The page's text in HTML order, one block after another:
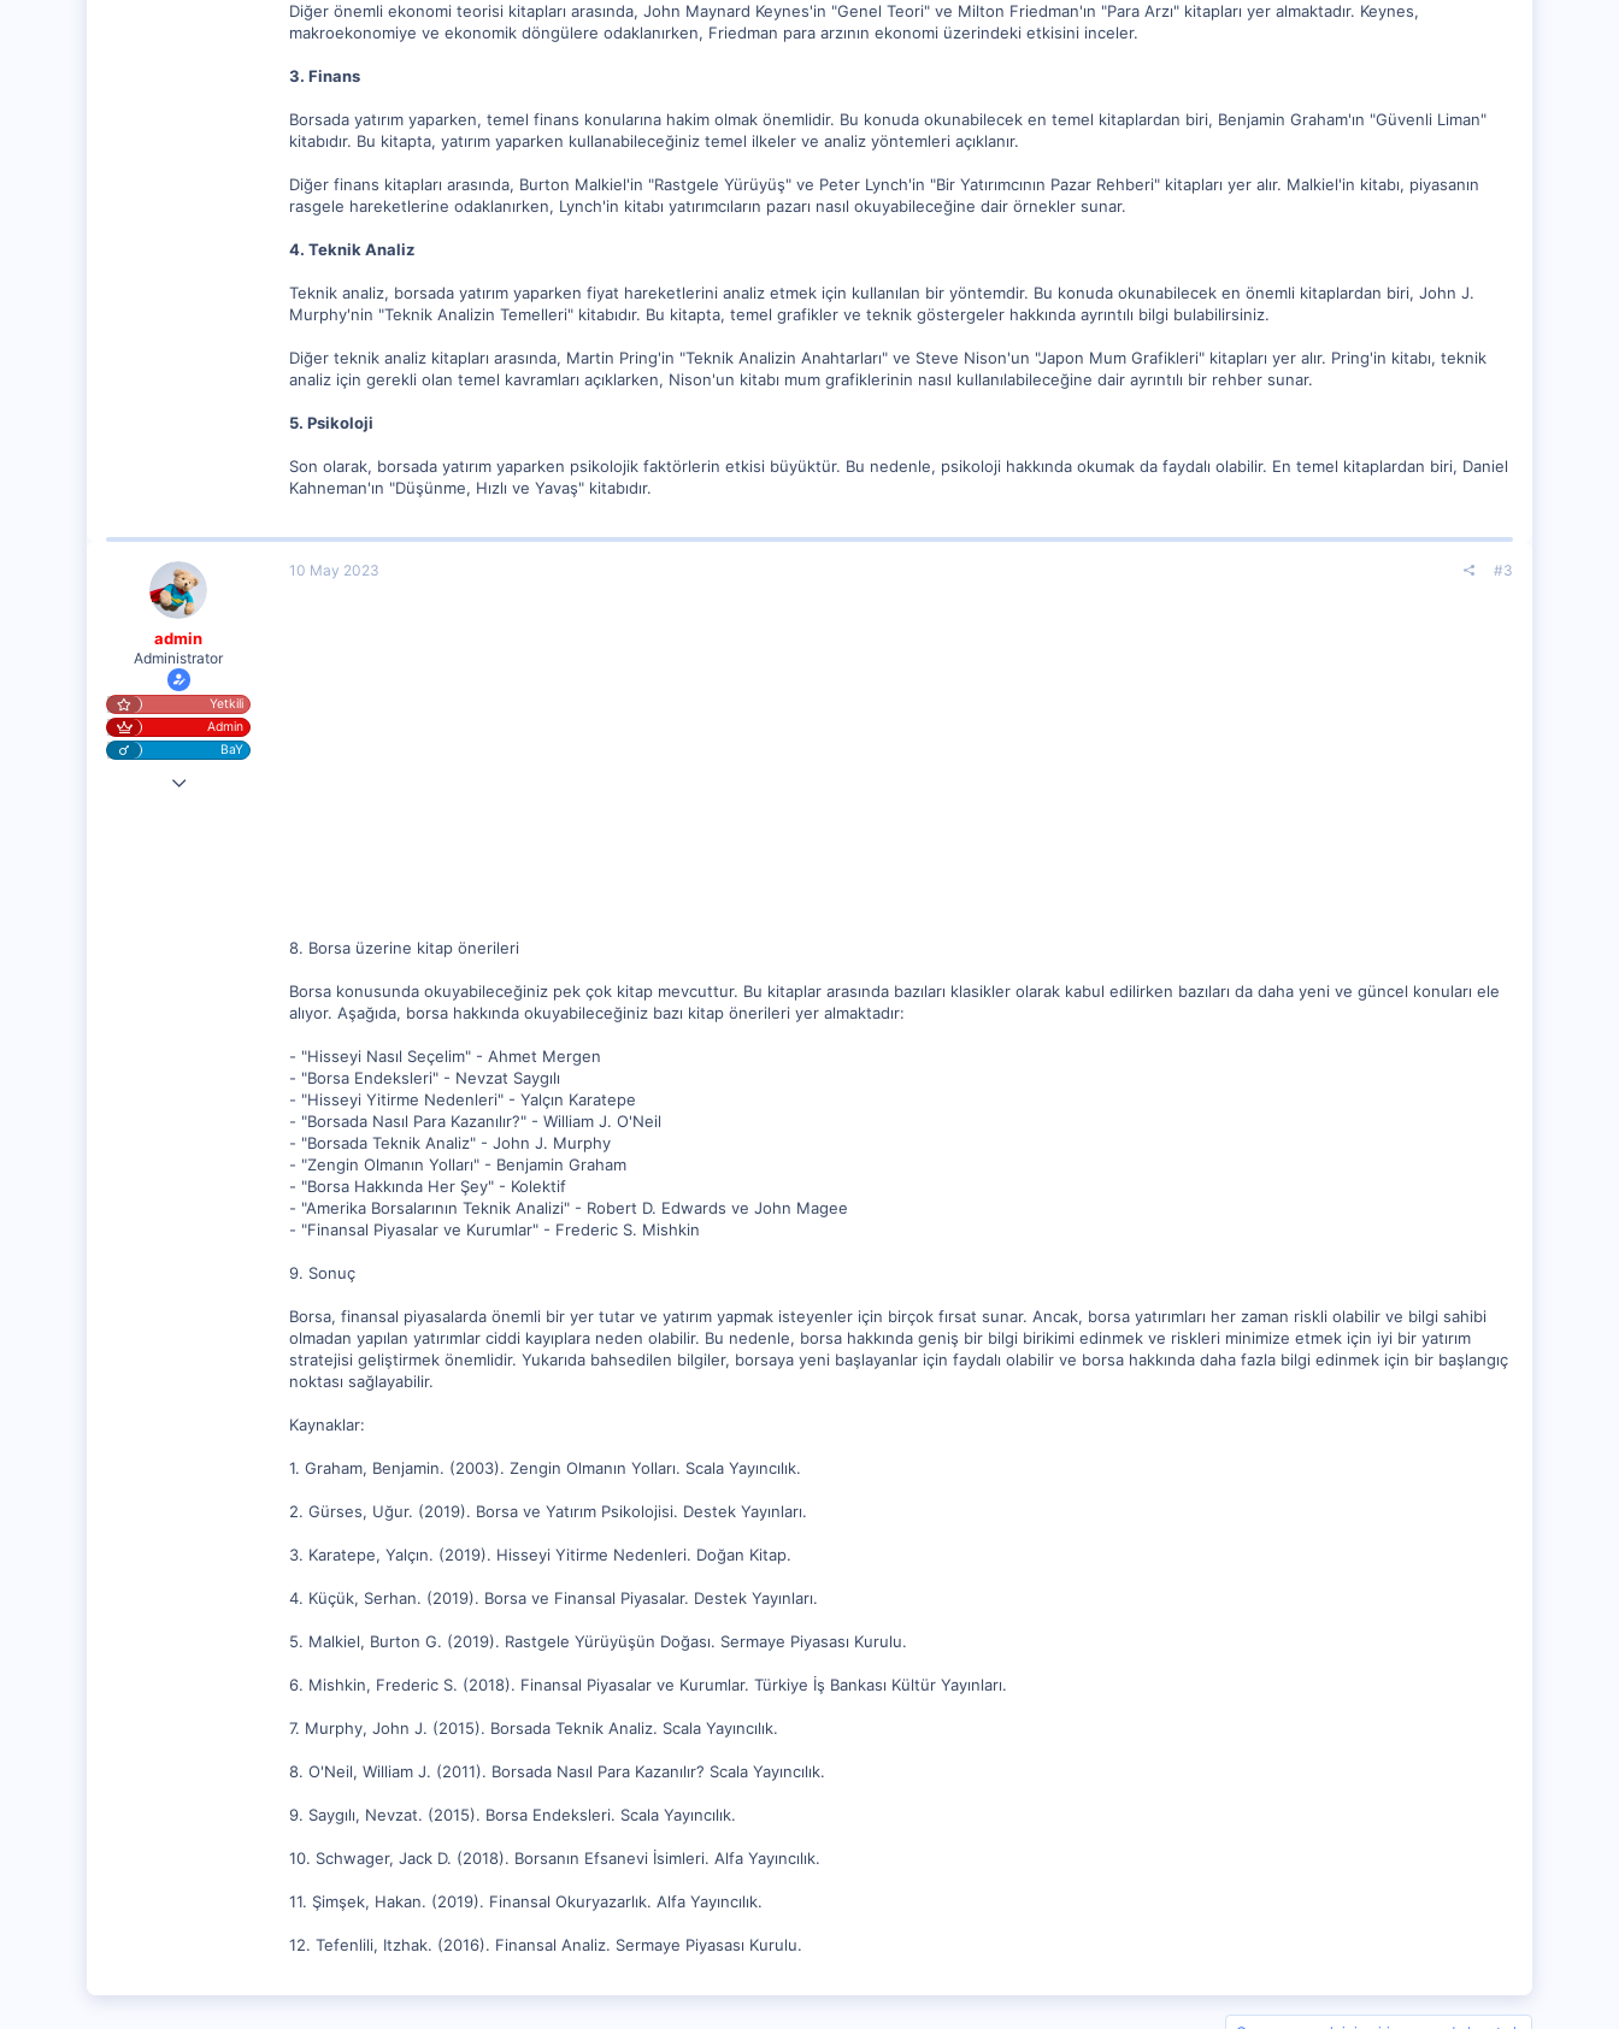
Diğer önemli ekonomi teorisi kitapları arasında, John Maynard Keynes'in "Genel Teori" ve Milton Friedman'ın "Para Arzı" kitapları yer almaktadır. Keynes,
makroekonomiye ve ekonomik döngülere odaklanırken, Friedman para arzının ekonomi üzerindeki etkisini inceler.
3. Finans
Borsada yatırım yaparken, temel finans konularına hakim olmak önemlidir. Bu konuda okunabilecek en temel kitaplardan biri, Benjamin Graham'ın "Güvenli Liman"
kitabıdır. Bu kitapta, yatırım yaparken kullanabileceğiniz temel ilkeler ve analiz yöntemleri açıklanır.
Diğer finans kitapları arasında, Burton Malkiel'in "Rastgele Yürüyüş" ve Peter Lynch'in "Bir Yatırımcının Pazar Rehberi" kitapları yer alır. Malkiel'in kitabı, piyasanın
rasgele hareketlerine odaklanırken, Lynch'in kitabı yatırımcıların pazarı nasıl okuyabileceğine dair örnekler sunar.
4. Teknik Analiz
Teknik analiz, borsada yatırım yaparken fiyat hareketlerini analiz etmek için kullanılan bir yöntemdir. Bu konuda okunabilecek en önemli kitaplardan biri, John J.
Murphy'nin "Teknik Analizin Temelleri" kitabıdır. Bu kitapta, temel grafikler ve teknik göstergeler hakkında ayrıntılı bilgi bulabilirsiniz.
Diğer teknik analiz kitapları arasında, Martin Pring'in "Teknik Analizin Anahtarları" ve Steve Nison'un "Japon Mum Grafikleri" kitapları yer alır. Pring'in kitabı, teknik
analiz için gerekli olan temel kavramları açıklarken, Nison'un kitabı mum grafiklerinin nasıl kullanılabileceğine dair ayrıntılı bir rehber sunar.
5. Psikoloji
Son olarak, borsada yatırım yaparken psikolojik faktörlerin etkisi büyüktür. Bu nedenle, psikoloji hakkında okumak da faydalı olabilir. En temel kitaplardan biri, Daniel
Kahneman'ın "Düşünme, Hızlı ve Yavaş" kitabıdır.
admin
Administrator
Yetkili
Admin
BaY
25 Eyl 2020
10 May 2023 #3
8. Borsa üzerine kitap önerileri
Borsa konusunda okuyabileceğiniz pek çok kitap mevcuttur. Bu kitaplar arasında bazıları klasikler olarak kabul edilirken bazıları da daha yeni ve güncel konuları ele
alıyor. Aşağıda, borsa hakkında okuyabileceğiniz bazı kitap önerileri yer almaktadır:
- "Hisseyi Nasıl Seçelim" - Ahmet Mergen
- "Borsa Endeksleri" - Nevzat Saygılı
- "Hisseyi Yitirme Nedenleri" - Yalçın Karatepe
- "Borsada Nasıl Para Kazanılır?" - William J. O'Neil
- "Borsada Teknik Analiz" - John J. Murphy
- "Zengin Olmanın Yolları" - Benjamin Graham
- "Borsa Hakkında Her Şey" - Kolektif
- "Amerika Borsalarının Teknik Analizi" - Robert D. Edwards ve John Magee
- "Finansal Piyasalar ve Kurumlar" - Frederic S. Mishkin
9. Sonuç
Borsa, finansal piyasalarda önemli bir yer tutar ve yatırım yapmak isteyenler için birçok fırsat sunar. Ancak, borsa yatırımları her zaman riskli olabilir ve bilgi sahibi
olmadan yapılan yatırımlar ciddi kayıplara neden olabilir. Bu nedenle, borsa hakkında geniş bir bilgi birikimi edinmek ve riskleri minimize etmek için iyi bir yatırım
stratejisi geliştirmek önemlidir. Yukarıda bahsedilen bilgiler, borsaya yeni başlayanlar için faydalı olabilir ve borsa hakkında daha fazla bilgi edinmek için bir başlangıç
noktası sağlayabilir.
Kaynaklar:
1. Graham, Benjamin. (2003). Zengin Olmanın Yolları. Scala Yayıncılık.
2. Gürses, Uğur. (2019). Borsa ve Yatırım Psikolojisi. Destek Yayınları.
3. Karatepe, Yalçın. (2019). Hisseyi Yitirme Nedenleri. Doğan Kitap.
4. Küçük, Serhan. (2019). Borsa ve Finansal Piyasalar. Destek Yayınları.
5. Malkiel, Burton G. (2019). Rastgele Yürüyüşün Doğası. Sermaye Piyasası Kurulu.
6. Mishkin, Frederic S. (2018). Finansal Piyasalar ve Kurumlar. Türkiye İş Bankası Kültür Yayınları.
7. Murphy, John J. (2015). Borsada Teknik Analiz. Scala Yayıncılık.
8. O'Neil, William J. (2011). Borsada Nasıl Para Kazanılır? Scala Yayıncılık.
9. Saygılı, Nevzat. (2015). Borsa Endeksleri. Scala Yayıncılık.
10. Schwager, Jack D. (2018). Borsanın Efsanevi İsimleri. Alfa Yayıncılık.
11. Şimşek, Hakan. (2019). Finansal Okuryazarlık. Alfa Yayıncılık.
12. Tefenlili, Itzhak. (2016). Finansal Analiz. Sermaye Piyasası Kurulu.